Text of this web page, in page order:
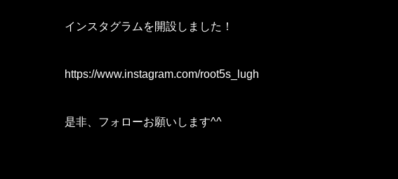
インスタグラムを開設しました！
https://www.instagram.com/root5s_lugh
是非、フォローお願いします^^